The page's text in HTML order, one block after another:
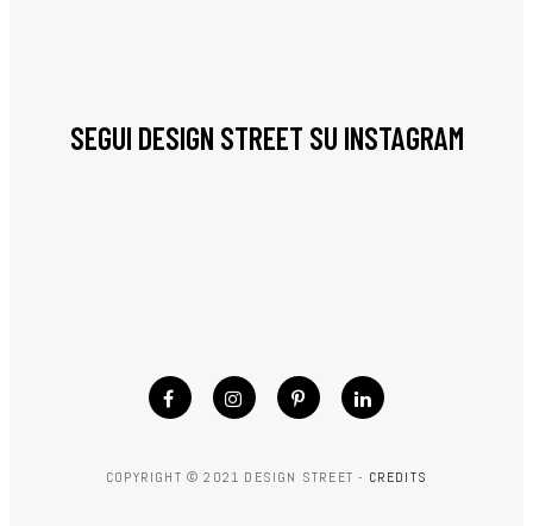
SEGUI DESIGN STREET SU INSTAGRAM
COPYRIGHT © 2021 DESIGN STREET - CREDITS